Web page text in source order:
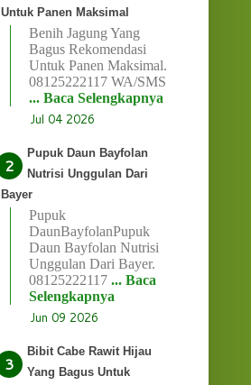
Untuk Panen Maksimal
Benih Jagung Yang
Bagus Rekomendasi
Untuk Panen Maksimal.
08125222117 WA/SMS
... Baca Selengkapnya
Jul 04 2026
Pupuk Daun Bayfolan
Nutrisi Unggulan Dari
Bayer
Pupuk
DaunBayfolanPupuk
Daun Bayfolan Nutrisi
Unggulan Dari Bayer.
08125222117 ... Baca
Selengkapnya
Jun 09 2026
Bibit Cabe Rawit Hijau
Yang Bagus Untuk